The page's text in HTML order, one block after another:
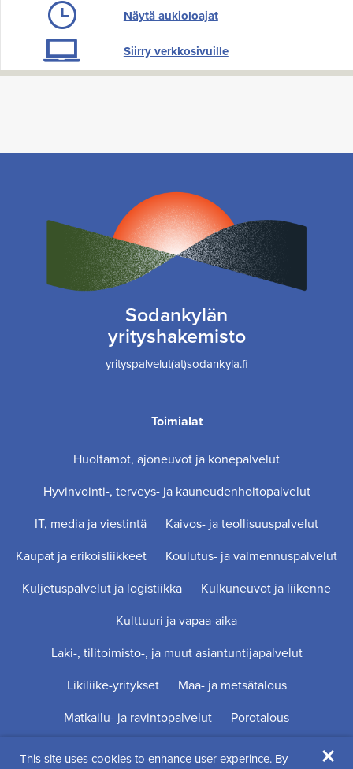
Näytä aukioloajat
Siirry verkkosivuille
Sodankylän
yrityshakemisto
yrityspalvelut(at)sodankyla.fi
Toimialat
Huoltamot, ajoneuvot ja konepalvelut
Hyvinvointi-, terveys- ja kauneudenhoitopalvelut
IT, media ja viestintä
Kaivos- ja teollisuuspalvelut
Kaupat ja erikoisliikkeet
Koulutus- ja valmennuspalvelut
Kuljetuspalvelut ja logistiikka
Kulkuneuvot ja liikenne
Kulttuuri ja vapaa-aika
Laki-, tilitoimisto-, ja muut asiantuntijapalvelut
Likiliike-yritykset
Maa- ja metsätalous
Matkailu- ja ravintopalvelut
Porotalous
Rakentaminen ja kiinteistöpalvelut
This site uses cookies to enhance user experince. By ×